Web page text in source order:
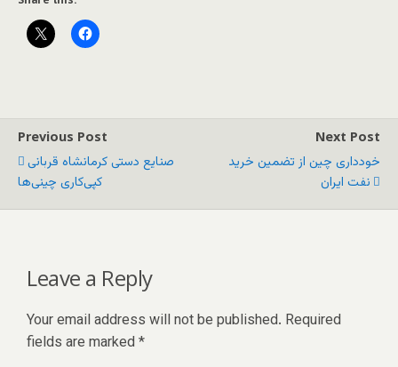
Previous Post
صنایع دستی کرمانشاه قربانی
کپی‌کاری چینی‌ها
Next Post
خودداری چین از تضمین خرید
نفت ایران
Leave a Reply
Your email address will not be published. Required
fields are marked *